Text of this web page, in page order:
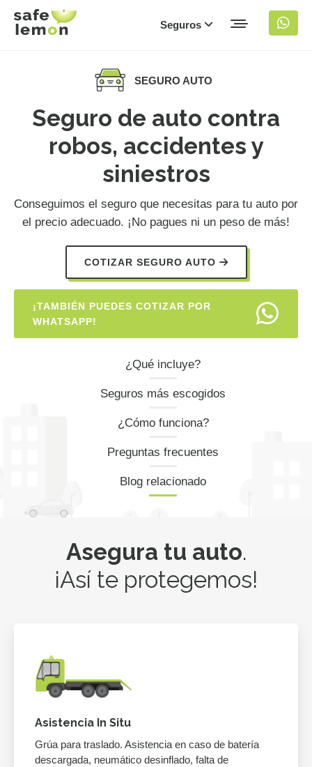
Seguros
SEGURO AUTO
Seguro de auto contra
robos, accidentes y
siniestros
Conseguimos el seguro que necesitas para tu auto por
el precio adecuado. ¡No pagues ni un peso de más!
COTIZAR SEGURO AUTO
¡TAMBIÉN PUEDES COTIZAR POR
WHATSAPP!
¿Qué incluye?
Seguros más escogidos
¿Cómo funciona?
Preguntas frecuentes
Blog relacionado
Asegura tu auto.
¡Así te protegemos!
Asistencia In Situ
Grúa para traslado. Asistencia en caso de batería
descargada, neumático desinflado, falta de